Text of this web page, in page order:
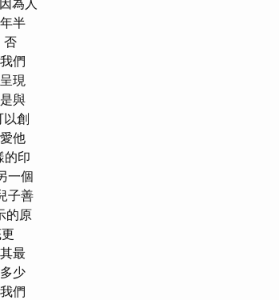
半
否
們
現
與
以創
他
的印
一個
子善
的原
最
少
們